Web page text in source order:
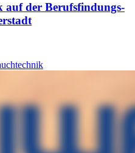
auf der Berufsfindungs-